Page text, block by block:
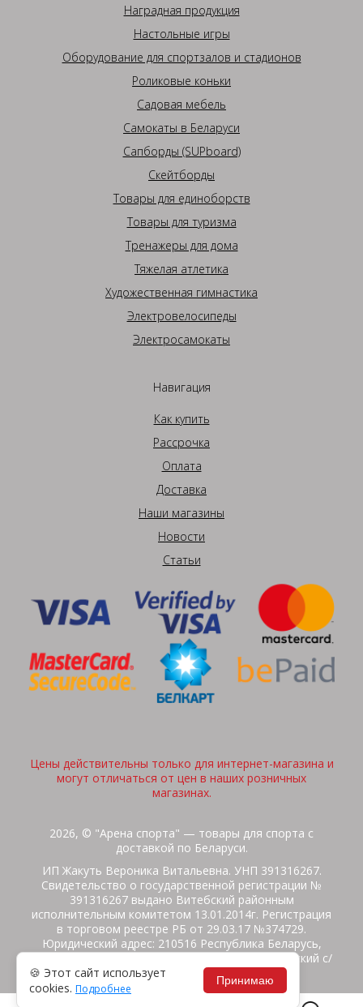
Наградная продукция
Настольные игры
Оборудование для спортзалов и стадионов
Роликовые коньки
Садовая мебель
Самокаты в Беларуси
Сапборды (SUPboard)
Скейтборды
Товары для единоборств
Товары для туризма
Тренажеры для дома
Тяжелая атлетика
Художественная гимнастика
Электровелосипеды
Электросамокаты
Навигация
Как купить
Рассрочка
Оплата
Доставка
Наши магазины
Новости
Статьи
Цены действительны только для интернет-магазина и
могут отличаться от цен в наших розничных
магазинах.
2026, © "Арена спорта" — товары для спорта с
доставкой по Беларуси.
ИП Жакуть Вероника Витальевна. УНП 391316267.
Свидетельство о государственной регистрации №
391316267 выдано Витебский районным
исполнительным комитетом 13.01.2014г. Регистрация
в торговом реестре РБ от 29.03.17 №374729.
Юридический адрес: 210516 Республика Беларусь,
Витебская область, Витебский район, Бабиничский с/
с, аг.Ольгово, ул.Школьная
Политика защиты данных
🍪 Этот сайт использует
cookies. Подробнее
Принимаю